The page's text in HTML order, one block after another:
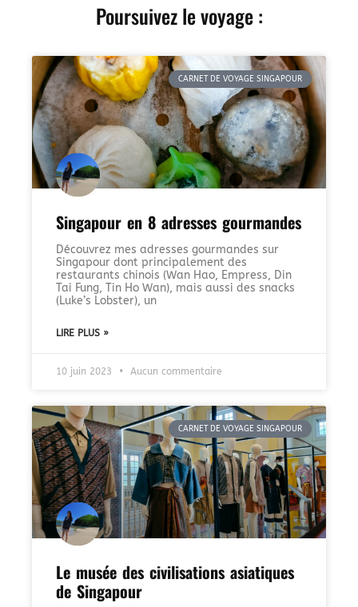
Poursuivez le voyage :
CARNET DE VOYAGE SINGAPOUR
Singapour en 8 adresses gourmandes
Découvrez mes adresses gourmandes sur
Singapour dont principalement des
restaurants chinois (Wan Hao, Empress, Din
Tai Fung, Tin Ho Wan), mais aussi des snacks
(Luke’s Lobster), un
LIRE PLUS »
10 juin 2023 Aucun commentaire
CARNET DE VOYAGE SINGAPOUR
Le musée des civilisations asiatiques
de Singapour